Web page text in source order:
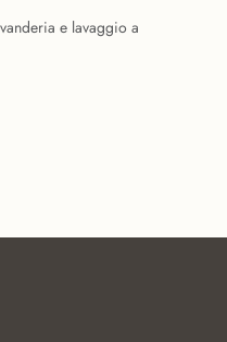
e lavaggio a